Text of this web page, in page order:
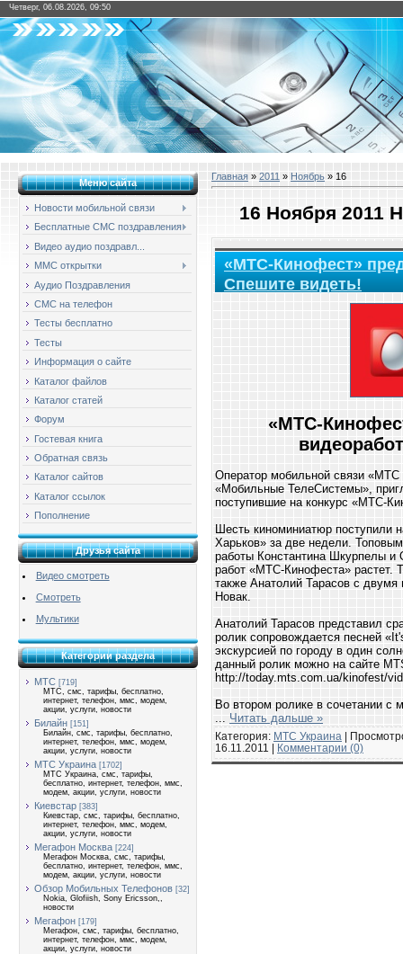
Четверг, 06.08.2026, 09:50
Меню сайта
Новости мобильной связи
Бесплатные СМС поздравления
Видео аудио поздравл...
ММС открытки
Аудио Поздравления
СМС на телефон
Тесты бесплатно
Тесты
Информация о сайте
Каталог файлов
Каталог статей
Форум
Гостевая книга
Обратная связь
Каталог сайтов
Каталог ссылок
Пополнение
Друзья сайта
Видео смотреть
Смотреть
Мультики
Категории раздела
МТС [719]
МТС, смс, тарифы, бесплатно,
интернет, телефон, ммс, модем,
акции, услуги, новости
Билайн [151]
Билайн, смс, тарифы, бесплатно,
интернет, телефон, ммс, модем,
акции, услуги, новости
МТС Украина [1702]
МТС Украина, смс, тарифы,
бесплатно, интернет, телефон, ммс,
модем, акции, услуги, новости
Киевстар [383]
Киевстар, смс, тарифы, бесплатно,
интернет, телефон, ммс, модем,
акции, услуги, новости
Мегафон Москва [224]
Мегафон Москва, смс, тарифы,
бесплатно, интернет, телефон, ммс,
модем, акции, услуги, новости
Обзор Мобильных Телефонов [32]
Nokia, Glofiish, Sony Ericsson,,
новости
Мегафон [179]
Мегафон, смс, тарифы, бесплатно,
интернет, телефон, ммс, модем,
акции, услуги, новости
Главная » 2011 » Ноябрь » 16
16 Ноября 2011
«МТС-Кинофест»
Спешите видеть!
«МТС-
Оператор мобильной связи
«Мобильные ТелеСистемы»,
поступившие на конкурс «МТС-
Шесть киноминиатюр поступили
Харьков» за две недели.
работы Константина Шкурпелы и
работ «МТС-Кинофеста» растет.
также Анатолий Тарасов с
Новак.
Анатолий Тарасов представил
ролик сопровождается песней
экскурсией по городу в один
данный ролик можно на сайте
http://today.mts.com.ua/kinofest/
Во втором ролике в сочетании
... Читать дальше »
Категория: МТС Украина |
16.11.2011 | Комментарии (0)